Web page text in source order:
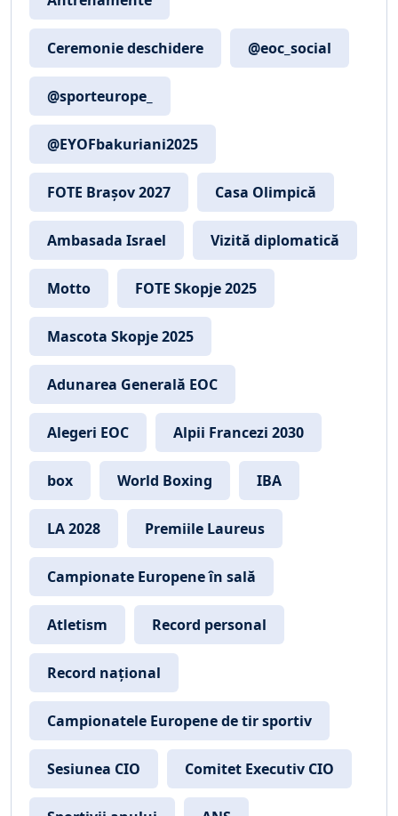
Ceremonie deschidere @eoc_social
@sporteurope_
@EYOFbakuriani2025
FOTE Brașov 2027 Casa Olimpică
Ambasada Israel Vizită diplomatică
Motto FOTE Skopje 2025
Mascota Skopje 2025
Adunarea Generală EOC
Alegeri EOC Alpii Francezi 2030
box World Boxing IBA
LA 2028 Premiile Laureus
Campionate Europene în sală
Atletism Record personal
Record național
Campionatele Europene de tir sportiv
Sesiunea CIO Comitet Executiv CIO